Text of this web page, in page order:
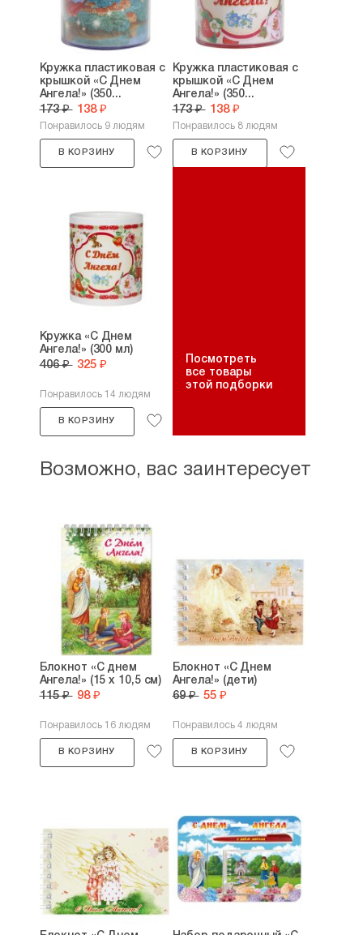
Кружка пластиковая с
крышкой «С Днем
Ангела!» (350...
173 ₽ 138 ₽
Понравилось 9 людям
В КОРЗИНУ
Кружка пластиковая с
крышкой «С Днем
Ангела!» (350...
173 ₽ 138 ₽
Понравилось 8 людям
В КОРЗИНУ
Кружка «С Днем
Ангела!» (300 мл)
406 ₽ 325 ₽
Понравилось 14 людям
В КОРЗИНУ
Посмотреть
все товары
этой подборки
Возможно, вас заинтересует
Блокнот «С днем
Ангела!» (15 х 10,5 см)
115 ₽ 98 ₽
Понравилось 16 людям
В КОРЗИНУ
Блокнот «С Днем
Ангела!» (дети)
69 ₽ 55 ₽
Понравилось 4 людям
В КОРЗИНУ